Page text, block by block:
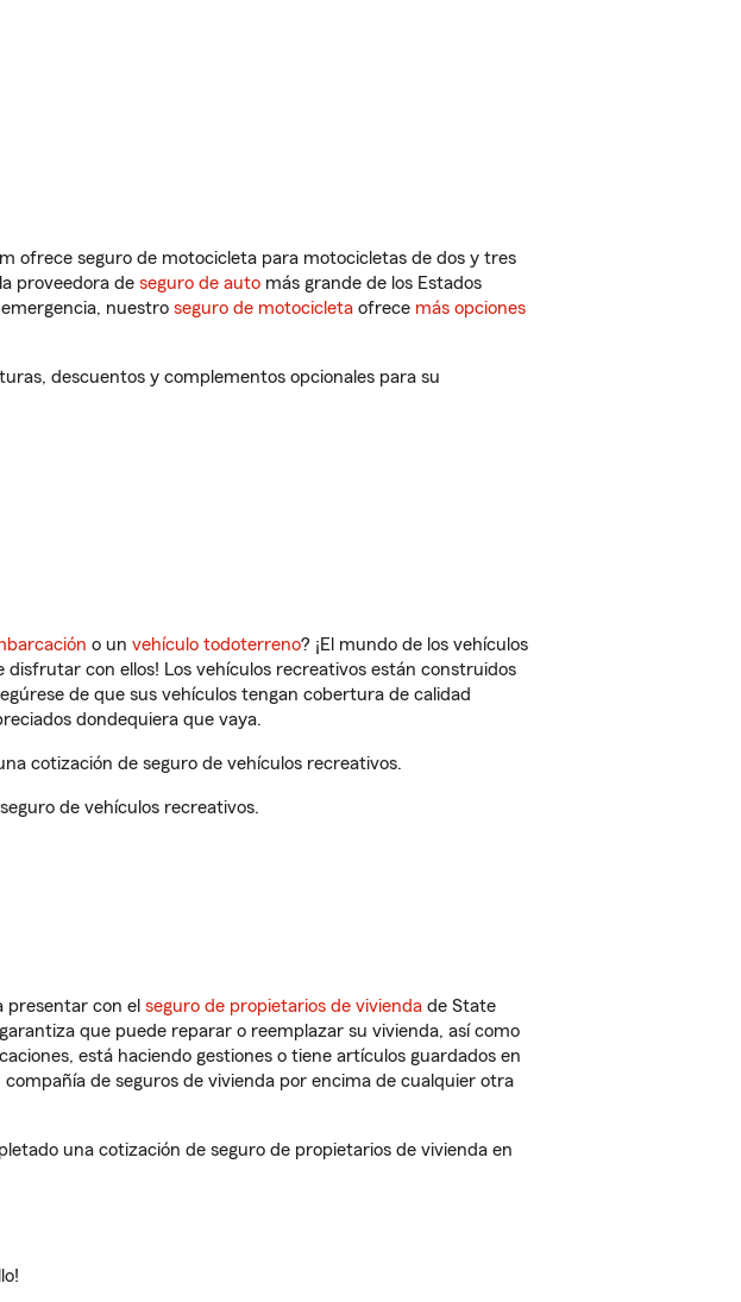
ofrece seguro de motocicleta para motocicletas de dos y tres
proveedora de seguro de auto más grande de los Estados
nuestro seguro de motocicleta ofrece más opciones
descuentos y complementos opcionales para su
o un vehículo todoterreno? ¡El mundo de los vehículos
con ellos! Los vehículos recreativos están construidos
de que sus vehículos tengan cobertura de calidad
dondequiera que vaya.
cotización de seguro de vehículos recreativos.
de vehículos recreativos.
presentar con el seguro de propietarios de vivienda de State
que puede reparar o reemplazar su vivienda, así como
está haciendo gestiones o tiene artículos guardados en
de seguros de vivienda por encima de cualquier otra
una cotización de seguro de propietarios de vivienda en